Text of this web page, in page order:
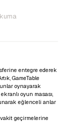
entegre ederek
GameTable
oynayarak
oyun masası,
eğlenceli anlar
geçirmelerine